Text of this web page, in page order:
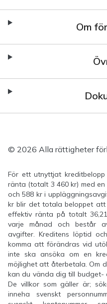
Om
© 2026 Alla rättigheter
För ett utnyttjat
ränta (totalt 3 460 kr) med
och 588 kr i
kr blir det totala beloppet
effektiv ränta på totalt
varje månad och består
avgifter. Kreditens löptid
komma att förändras vid
inte ska ansöka om en
möjlighet att återbetala. Om
kan du vända dig till budget-
De villkor som gäller är;
inneha svenskt